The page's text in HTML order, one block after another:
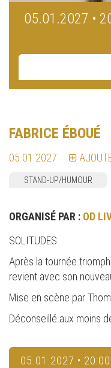
05.01.2027 •
FABRICE ÉBOUÉ
05.01.2027
STAND-UP/HUMOUR
ORGANISÉ PAR : OD
SOLITUDES
Après la tournée
revient avec son
Mise en scène par
Déconseillé aux moins
05.01.2027 • 20:00